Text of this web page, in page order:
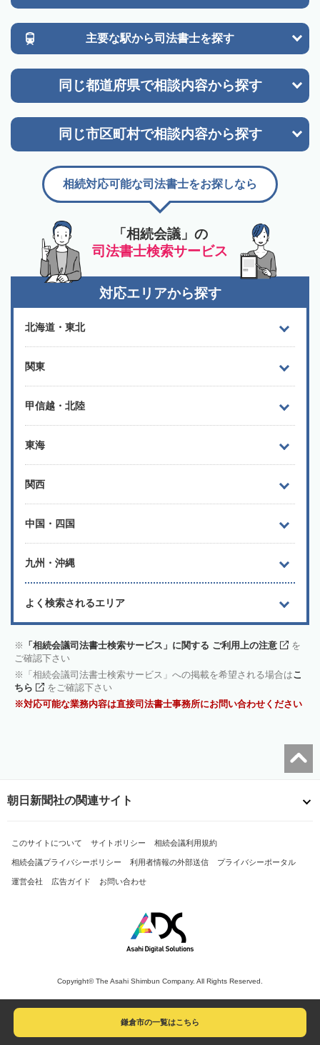
主要な駅から司法書士を探す
同じ都道府県で相談内容から探す
同じ市区町村で相談内容から探す
「相続会議」の
司法書士検索サービス
相続対応可能な司法書士をお探しなら
対応エリアから探す
北海道・東北
関東
甲信越・北陸
東海
関西
中国・四国
九州・沖縄
よく検索されるエリア
「相続会議司法書士検索サービス」に関する ご利用上の注意
を
ご確認下さい
「相続会議司法書士検索サービス」への掲載を希望される場合はこ
ちら
をご確認下さい
対応可能な業務内容は直接司法書士事務所にお問い合わせください
鎌倉市の一覧はこちら
朝日新聞社の関連サイト
このサイトについて サイトポリシー 相続会議利用規約
相続会議プライバシーポリシー 利用者情報の外部送信 プライバシーポータル
運営会社 広告ガイド お問い合わせ
Copyright© The Asahi Shimbun Company. All Rights Reserved.